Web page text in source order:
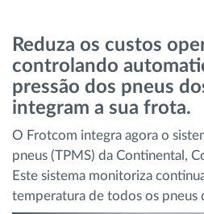
Controlo de acesso
Gestão de Combustível
Planeamento e
Identificação automática de
Reduza os custos
controlando
pressão dos pneus
integram a sua frota.
O Frotcom integra agora o
pneus (TPMS) da Continental,
Este sistema monitoriza
temperatura de todos os pneus